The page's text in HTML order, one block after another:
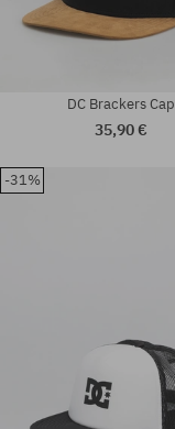
DC Brackers Cap
35,90 €
-31%